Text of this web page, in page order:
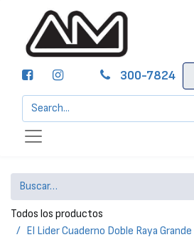
300-7824
Todos los productos
El Lider Cuaderno Doble Raya